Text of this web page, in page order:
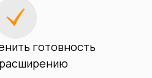
готовность